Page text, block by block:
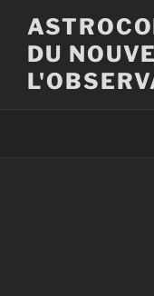
contenu
principal
DU